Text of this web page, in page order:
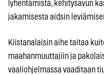
lyhentämistä, kehitysavun
jakamisesta aidsin
Kiistanalaisin aihe taitaa
maahanmuuttajiin ja
vaaliohjelmassa vaaditaan